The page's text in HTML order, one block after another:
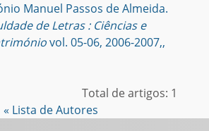
Manuel Passos de Almeida.
de Letras : Ciências e
vol. 05-06, 2006-2007,,
Total de artigos: 1
« Lista de Autores